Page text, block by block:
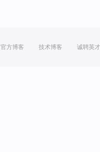
官方博客 技术博客 诚聘英才